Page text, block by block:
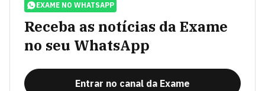
EXAME NO WHATSAPP
Receba as notícias da Exame
no seu WhatsApp
Entrar no canal da Exame